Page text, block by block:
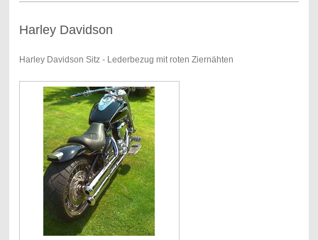
Harley Davidson
Harley Davidson Sitz - Lederbezug mit roten Ziernähten